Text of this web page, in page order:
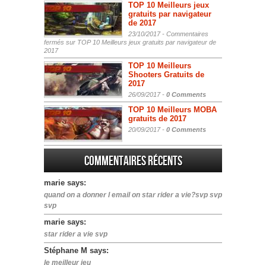
TOP 10 Meilleurs jeux
gratuits par navigateur
de 2017
23/10/2017 - Commentaires
fermés sur TOP 10 Meilleurs jeux gratuits par navigateur de
2017
TOP 10 Meilleurs
Shooters Gratuits de
2017
26/09/2017 - 0 Comments
TOP 10 Meilleurs MOBA
gratuits de 2017
20/09/2017 - 0 Comments
Commentaires récents
marie says:
quand on a donner l email on star rider a vie?svp svp
svp
marie says:
star rider a vie svp
Stéphane M says:
le meilleur jeu